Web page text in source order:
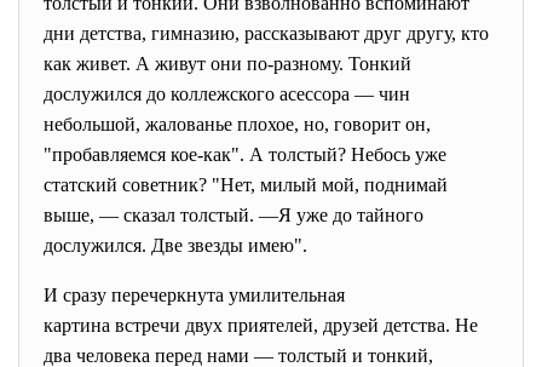
дни детства, гимназию, рассказывают друг другу, кто
как живет. А живут они по-разному. Тонкий
дослужился до коллежского асессора — чин
небольшой, жалованье плохое, но, говорит он,
"пробавляемся кое-как". А толстый? Небось уже
статский советник? "Нет, милый мой, поднимай
выше, — сказал толстый. —Я уже до тайного
дослужился. Две звезды имею".
И сразу перечеркнута умилительная
картина встречи двух приятелей, друзей детства. Не
два человека перед нами — толстый и тонкий,